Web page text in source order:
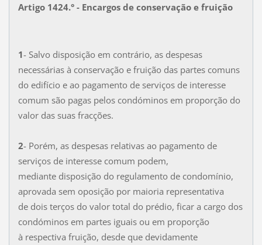
Artigo 1424.° - Encargos de conservação e fruição
1- Salvo disposição em contrário, as despesas
necessárias à conservação e fruição das partes comuns
do edifício e ao pagamento de serviços de interesse
comum são pagas pelos condóminos em proporção do
valor das suas fracções.
2- Porém, as despesas relativas ao pagamento de
serviços de interesse comum podem,
mediante disposição do regulamento de condomínio,
aprovada sem oposição por maioria representativa
de dois terços do valor total do prédio, ficar a cargo dos
condóminos em partes iguais ou em proporção
à respectiva fruição, desde que devidamente